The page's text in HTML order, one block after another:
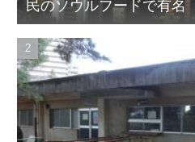
民のソウルフードで有名